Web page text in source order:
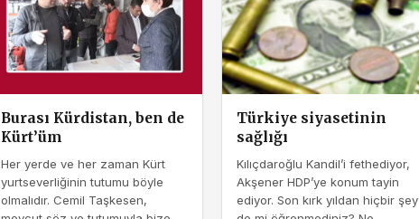
Burası Kürdistan, ben de
Kürt’üm
Her yerde ve her zaman Kürt
yurtseverliğinin tutumu böyle
olmalıdır. Cemil Taşkesen,
Türkiye siyasetinin
sağlığı
Kılıçdaroğlu Kandil’i fethediyor,
Akşener HDP’ye konum tayin
ediyor. Son kırk yıldan hiçbir şey